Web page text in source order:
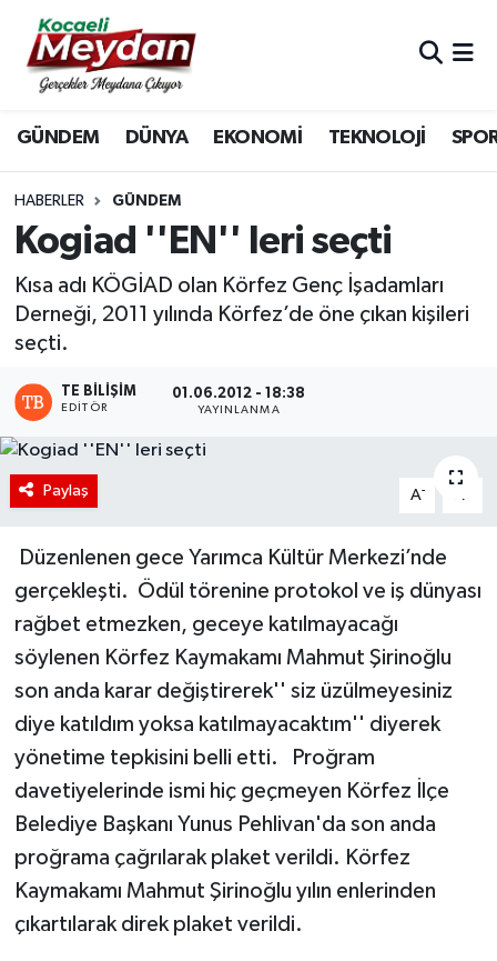
GÜNDEM DÜNYA EKONOMİ TEKNOLOJİ
HABERLER GÜNDEM
Kogiad ''EN'' leri seçti
Kısa adı KÖGİAD olan Körfez Genç İşadamları
Derneği, 2011 yılında Körfez’de öne çıkan kişileri
seçti.
TE BILIŞIM
EDITÖR
01.06.2012 - 18:38
YAYINLANMA
Paylaş A- A
Düzenlenen gece Yarımca Kültür Merkezi’nde
gerçekleşti. Ödül törenine protokol ve iş dünyası
rağbet etmezken, geceye katılmayacağı
söylenen Körfez Kaymakamı Mahmut Şirinoğlu
son anda karar değiştirerek'' siz üzülmeyesiniz
diye katıldım yoksa katılmayacaktım'' diyerek
yönetime tepkisini belli etti.
Proğram
davetiyelerinde ismi hiç geçmeyen Körfez İlçe
Belediye Başkanı Yunus Pehlivan'da son anda
proğrama çağrılarak plaket verildi. Körfez
Kaymakamı Mahmut Şirinoğlu yılın enlerinden
çıkartılarak direk plaket verildi.
Nöbetçi Eczaneler
Hava Durumu
Trafik Durumu
Süper Lig Puan Durumu ve Fikstür
Tüm Manşetler